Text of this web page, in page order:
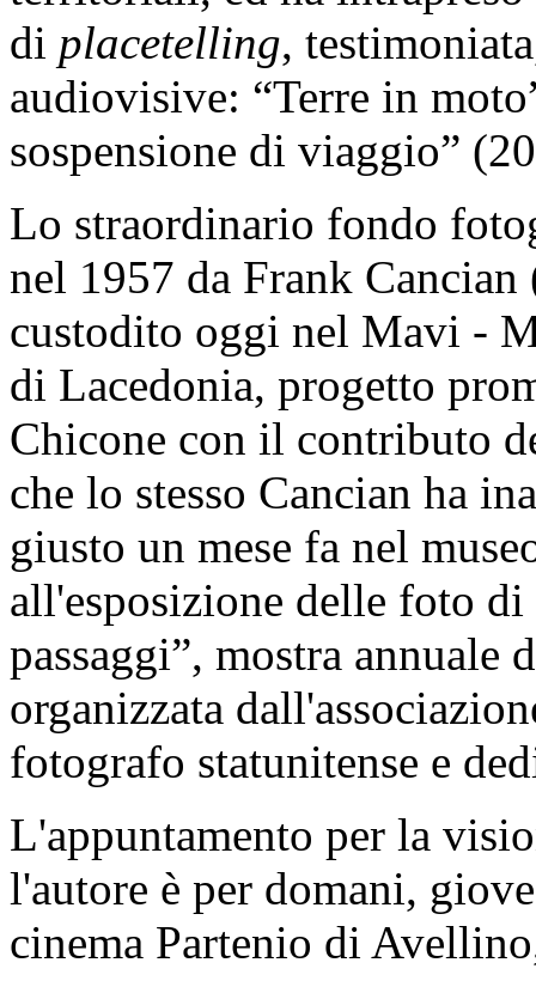
di placetelling,
audiovisive: “Terre in
sospensione di viaggio”
Lo straordinario fondo
nel 1957 da Frank Cancian
custodito oggi nel Mavi -
di Lacedonia, progetto
Chicone con il contributo
che lo stesso Cancian ha
giusto un mese fa nel
all'esposizione delle foto di
passaggi”, mostra
organizzata
fotografo statunitense e
L'appuntamento per la
l'autore è per domani,
cinema Partenio di